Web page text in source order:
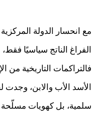
الفراغ الناتج سياسيًا فقط،
فالتراكمات التاريخية من
الأسد الأب والابن، وجدت
سلمية، بل كهويات مسلّحة